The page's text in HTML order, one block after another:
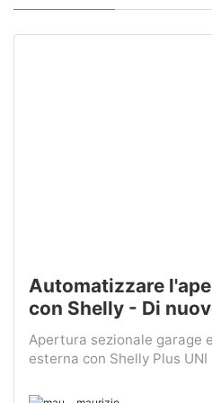
Automatizzare
con Shelly - Di
Apertura sezionale garage
esterna con Shelly Plus UNI